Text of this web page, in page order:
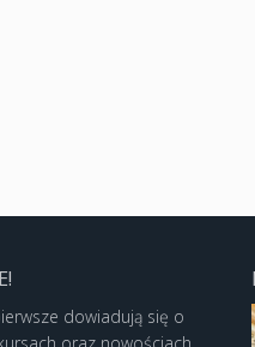
dowiadują się o